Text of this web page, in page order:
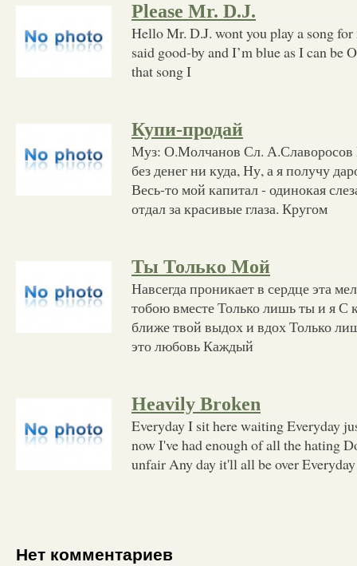
Please Mr. D.J.
Hello Mr. D.J. wont you play a song
said good-by and I’m blue as I can be
that song I
Купи-продай
Муз: О.Молчанов Сл. А.Славоросов
без денег ни куда, Ну, а я получу
Весь-то мой капитал - одинокая
отдал за красивые глаза. Кругом
Ты Только Мой
Навсегда проникает в сердце эта
тобою вместе Только лишь ты и я С
ближе твой выдох и вдох Только
это любовь Каждый
Heavily Broken
Everyday I sit here waiting Everyday
now I've had enough of all the hating
unfair Any day it'll all be over
Нет комментариев